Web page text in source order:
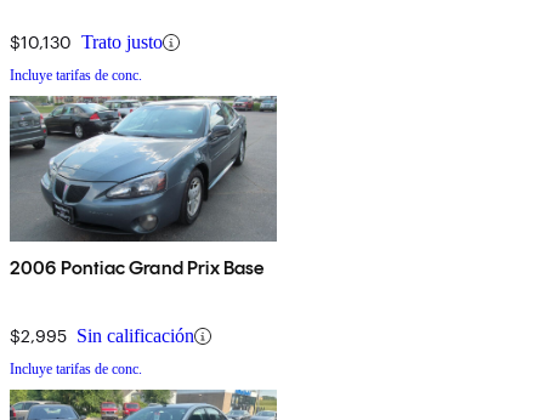
$10,130 Trato justo
Incluye tarifas de conc.
2006 Pontiac Grand Prix Base
$2,995 Sin calificación
Incluye tarifas de conc.